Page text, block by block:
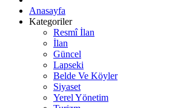
Anasayfa
Kategoriler
Resmî İlan
İlan
Güncel
Lapseki
Belde Ve Köyler
Siyaset
Yerel Yönetim